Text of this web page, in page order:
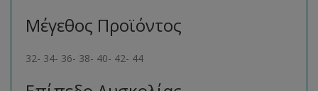
Μέγεθος Προϊόντος
32- 34- 36- 38- 40- 42- 44